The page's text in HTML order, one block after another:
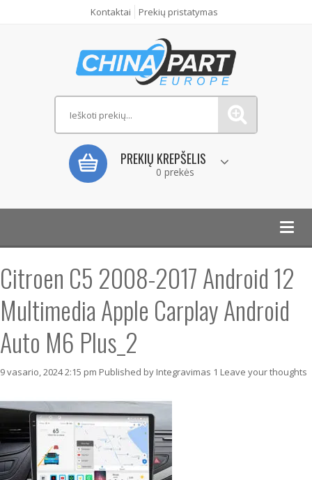
Kontaktai Prekių pristatymas
PREKIŲ KREPŠELIS
0 prekės
Citroen C5 2008-2017 Android 12
Multimedia Apple Carplay Android
Auto M6 Plus_2
9 vasario, 2024 2:15 pm Published by Integravimas 1 Leave your thoughts